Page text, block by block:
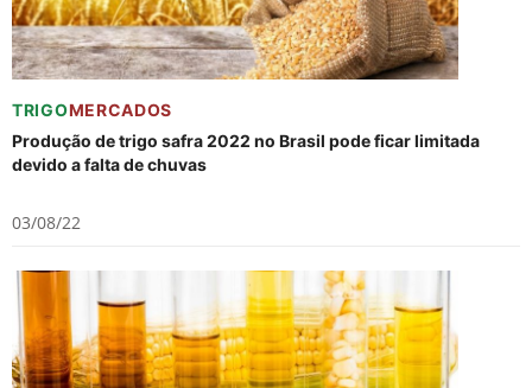
TRIGOMERCADOS
Produção de trigo safra 2022 no Brasil pode ficar limitada
devido a falta de chuvas
03/08/22